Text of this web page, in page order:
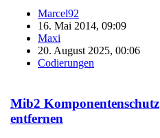
Marcel92
16. Mai 2014, 09:09
Maxi
20. August 2025, 00:06
Codierungen
Mib2 Komponentenschutz
entfernen